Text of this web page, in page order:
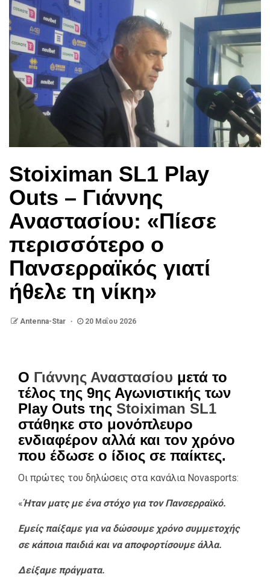
Stoiximan SL1 Play
Outs – Γιάννης
Αναστασίου: «Πίεσε
περισσότερο ο
Πανσερραϊκός γιατί
ήθελε τη νίκη»
Antenna-Star 20 Μαΐου 2026
Ο Γιάννης Αναστασίου μετά το
τέλος της 9ης Αγωνιστικής των
Play Outs της Stoiximan SL1
στάθηκε στο μονόπλευρο
ενδιαφέρον αλλά και τον χρόνο
που έδωσε ο ίδιος σε παίκτες.
Οι πρώτες του δηλώσεις στα κανάλια Novasports:
«Ήταν ματς με ένα στόχο για τον Πανσερραϊκό.
Εμείς παίξαμε για να δώσουμε χρόνο συμμετοχής
σε κάποια παιδιά και να αποφορτίσουμε άλλα.
Δείξαμε πράγματα.